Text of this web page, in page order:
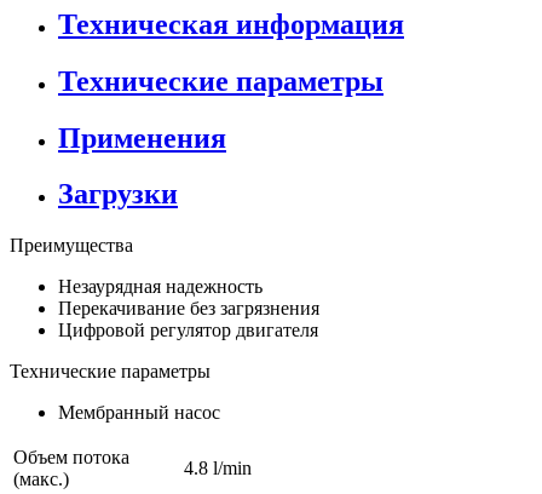
Техническая информация
Технические параметры
Применения
Загрузки
Преимущества
Незаурядная надежность
Перекачивание без загрязнения
Цифровой регулятор двигателя
Технические параметры
Мембранный насос
Объем потока
(макс.)
4.8 l/min